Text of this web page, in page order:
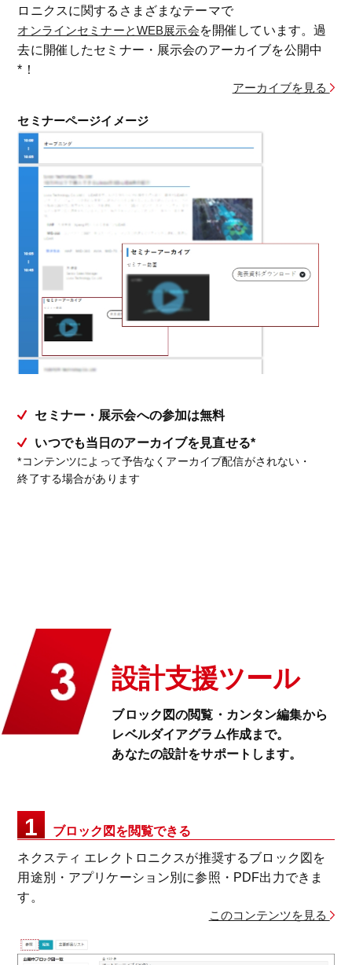
ロニクスに関するさまざまなテーマで
オンラインセミナーとWEB展示会を開催しています。過
去に開催したセミナー・展示会のアーカイブを公開中
*！
アーカイブを見る
セミナーページイメージ
セミナー・展示会への参加は無料
いつでも当日のアーカイブを見直せる*
*コンテンツによって予告なくアーカイブ配信がされない・
終了する場合があります
設計支援ツール
ブロック図の閲覧・カンタン編集から
レベルダイアグラム作成まで。
あなたの設計をサポートします。
1 ブロック図を閲覧できる
ネクスティ エレクトロニクスが推奨するブロック図を
用途別・アプリケーション別に参照・PDF出力できま
す。
このコンテンツを見る